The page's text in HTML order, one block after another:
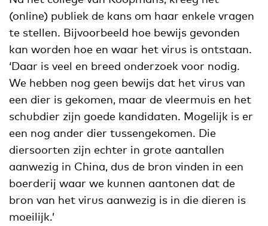
(online) publiek de kans om haar enkele vragen
te stellen. Bijvoorbeeld hoe bewijs gevonden
kan worden hoe en waar het virus is ontstaan.
‘Daar is veel en breed onderzoek voor nodig.
We hebben nog geen bewijs dat het virus van
een dier is gekomen, maar de vleermuis en het
schubdier zijn goede kandidaten. Mogelijk is er
een nog ander dier tussengekomen. Die
diersoorten zijn echter in grote aantallen
aanwezig in China, dus de bron vinden in een
boerderij waar we kunnen aantonen dat de
bron van het virus aanwezig is in die dieren is
moeilijk.’